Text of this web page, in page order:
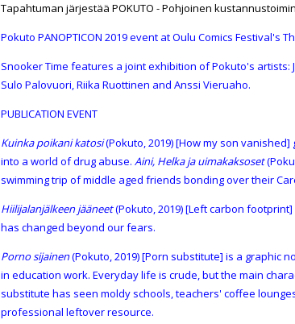
Tapahtuman järjestää POKUTO - Pohjoinen
Pokuto PANOPTICON 2019 event at Oulu Comics Festival's
Snooker Time features a joint exhibition of Pokuto's artists:
Sulo Palovuori,Riika Ruottinen and Anssi Vieruaho.
PUBLICATION EVENT
Kuinka poikani katosi(Pokuto, 2019) [How my son vanished]
into a world of drug abuse. Aini, Helka ja uimakaksoset
swimming trip of middle aged friends bonding over their
Hiilijalanjälkeen jääneet(Pokuto, 2019) [Left carbon
has changed beyond our fears.
Porno sijainen(Pokuto, 2019) [Porn substitute] is a graphic
in education work. Everyday life is crude, but the main
substitute has seen moldy schools, teachers' coffee
professional leftover resource.